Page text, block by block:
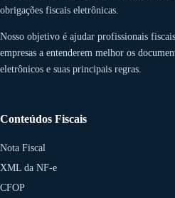
obrigações fiscais eletrônicas.
Nosso objetivo é ajudar profissionais
empresas a entenderem melhor os
eletrônicos e suas principais regras.
Conteúdos Fiscais
Nota Fiscal
XML da NF-e
CFOP